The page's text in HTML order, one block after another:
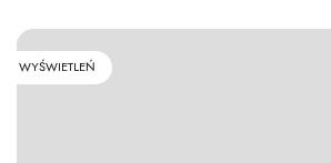
WYŚWIETLEŃ